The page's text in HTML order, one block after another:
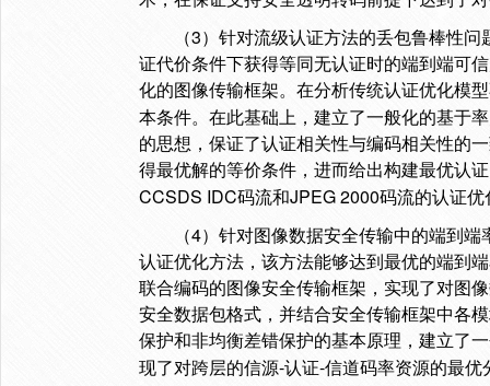
（3）针对流级认证方法的丢包鲁棒性
证代价条件下获得等同无认证时的端到端可
化的图像传输框架。在分析传统认证优化模
本条件。在此基础上，建立了一般化的基于
的思想，保证了认证相关性与编码相关性的
得最优解的等价条件，进而给出构建最优认
CCSDS IDC码流和JPEG 2000码流的认证优
（4）针对图像数据安全传输中的端到
认证优化方法，该方法能够达到最优的端到
联合编码的图像安全传输框架，实现了对图
安全数据包格式，并结合安全传输框架中各
保护和非均衡差错保护的基本原理，建立了
现了对跨层的信源-认证-信道码率资源的最优